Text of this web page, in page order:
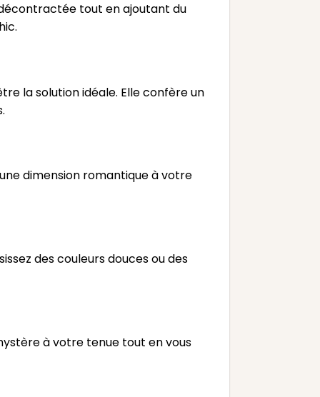
tout en ajoutant du
la solution idéale. Elle confère un
dimension romantique à votre
des couleurs douces ou des
à votre tenue tout en vous